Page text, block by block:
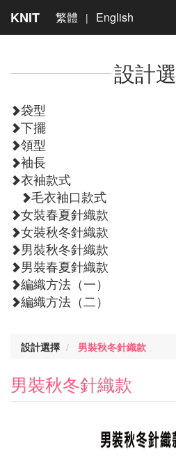
KNIT 繁體 | English
設計
袋型
下擺
領型
袖長
衣袖款式
毛衣袖口款式
女裝春夏針織款
女裝秋冬針織款
男裝秋冬針織款
男裝春夏針織款
編織方法（一）
編織方法（二）
設計選擇 男裝秋冬針織款
男裝秋冬針織款